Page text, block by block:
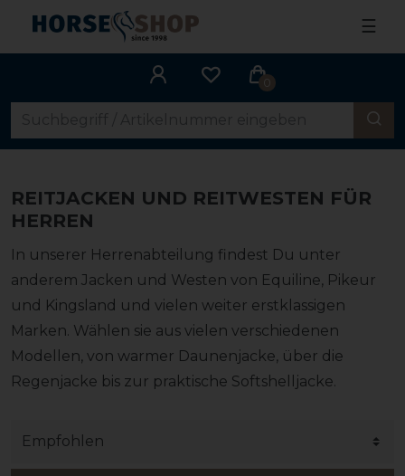
☰
0
REITJACKEN UND REITWESTEN FÜR
HERREN
In unserer Herrenabteilung findest Du unter
anderem Jacken und Westen von Equiline, Pikeur
und Kingsland und vielen weiter erstklassigen
Marken. Wählen sie aus vielen verschiedenen
Modellen, von warmer Daunenjacke, über die
Regenjacke bis zur praktische Softshelljacke.